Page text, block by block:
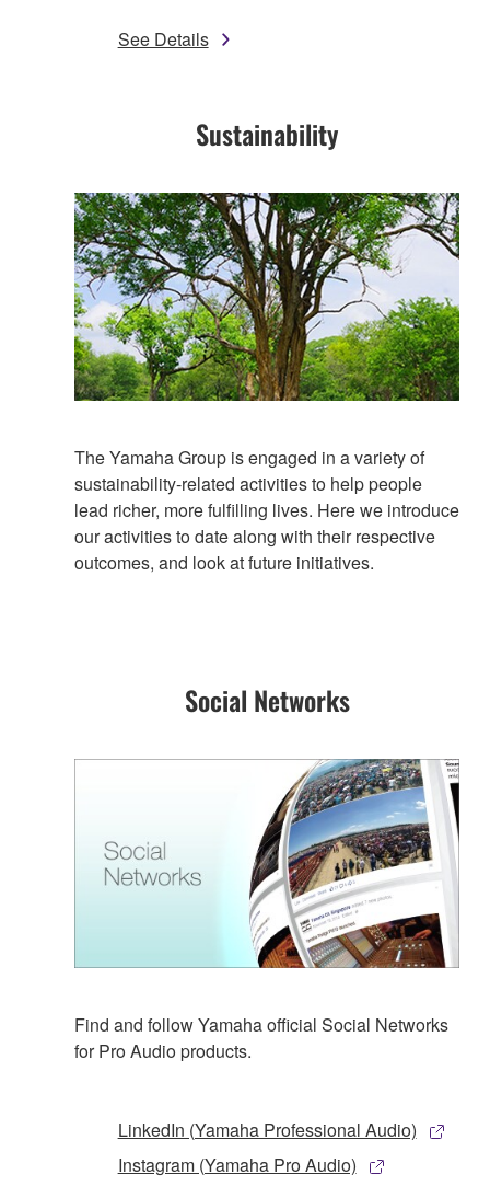
See Details
Sustainability​
The Yamaha Group is engaged in a variety of
sustainability-related activities to help people
lead richer, more fulfilling lives. Here we introduce
our activities to date along with their respective
outcomes, and look at future initiatives.
Social Networks
Find and follow Yamaha official Social Networks
for Pro Audio products.
LinkedIn (Yamaha Professional Audio)
Instagram (Yamaha Pro Audio)